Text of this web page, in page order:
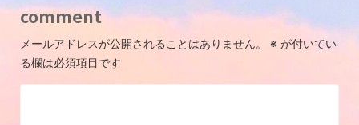
comment
メールアドレスが公開されることはありません。 ※ が付いてい
る欄は必須項目です